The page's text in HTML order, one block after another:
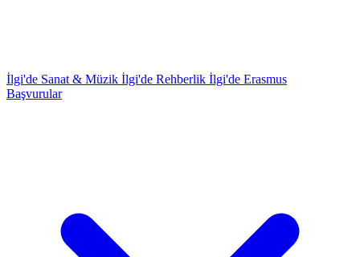
İlgi'de Sanat & Müzik İlgi'de Rehberlik İlgi'de Erasmus
Başvurular